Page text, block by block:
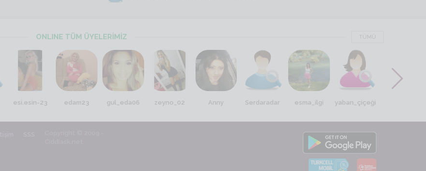
ONLINE TÜM ÜYELERİMİZ TÜMÜ
esi.esin-23 edam23 gul_eda06 zeyno_02 Anny Serdaradar esma_ilgi yaban_çiçeği